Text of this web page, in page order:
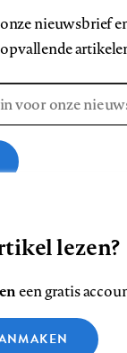
nieuwsbrief
ons
op
Privacy
lezen?
een gratis